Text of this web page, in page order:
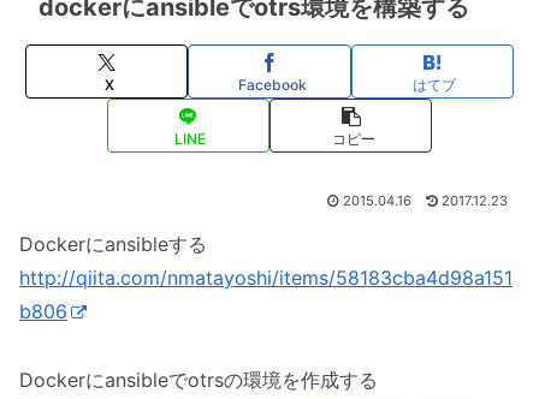
dockerにansibleでotrs環境を構築する
X Facebook はてブ
LINE コピー
2015.04.16 2017.12.23
Dockerにansibleする
http://qiita.com/nmatayoshi/items/58183cba4d98a151
b806
Dockerにansibleでotrsの環境を作成する